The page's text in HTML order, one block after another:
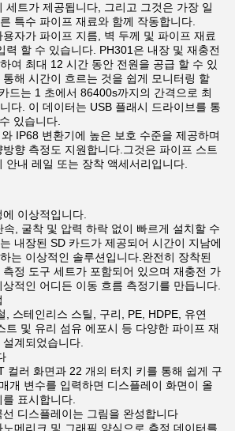
세트가 제공됩니다, 그리고 그것은 가장 일
특수 파이프 재료와 함께 작동합니다.
자가 파이프 지름, 벽 두께 및 파이프 재료
력 할 수 있습니다. PH301은 내장 및 재충전
여 최대 12 시간 동안 전원을 공급 할 수 있
해 시간이 흐르는 것을 쉽게 모니터링 할
드는 1 초에서 86400s까지의 간격으로 최
다. 이 데이터는 USB 플래시 드라이브를 통
있습니다.
IP68 변환기에 높은 보호 수준을 제공하며
향 측정도 지원합니다.그것은 파이프 스트
안내 레일 또는 장착 액세서리입니다.
이상적입니다.
, 굴착 및 압력 하락 없이 빠르게 설치할 수
내장된 SD 카드가 제공되어 시간이 지남에
는 이상적인 솔루션입니다.완전히 장착된
정 도구 세트가 포함되어 있으며 재충전 가
적인 어디든 이동 흐름 측정기를 만듭니다.
, 스테인리스 스틸, 구리, PE, HDPE, 유연
트 및 유리 섬유 에포시 등 다양한 파이프 재
계되었습니다.
컬러 화면과 22 개의 터치 키를 통해 쉽게 구
개 변수를 입력하면 디스플레이 화면이 올
표시합니다.
디스플레이는 그림을 완성합니다
메리크 및 그래픽 양식으로 측정 데이터를